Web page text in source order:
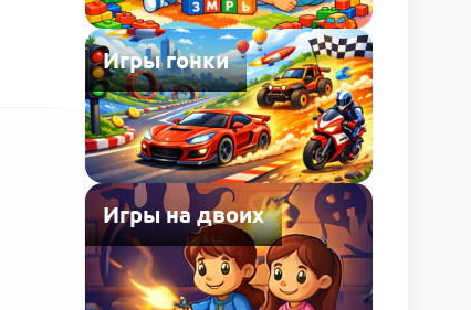
Игры гонки
Игры на двоих